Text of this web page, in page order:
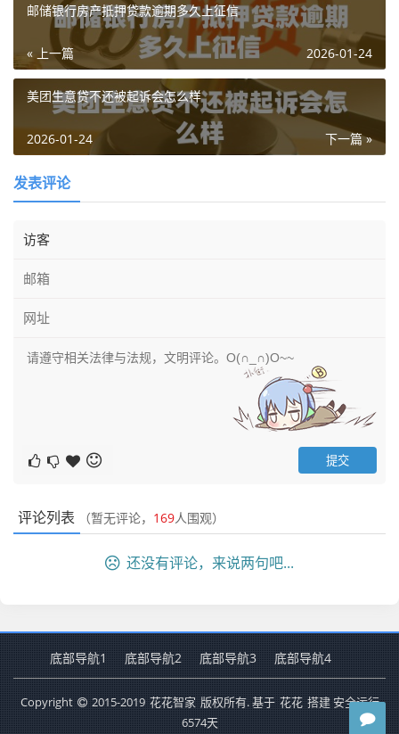
邮储银行房产抵押贷款逾期多久上征信
« 上一篇 2026-01-24
美团生意贷不还被起诉会怎么样
下一篇 »
2026-01-24
发表评论
评论列表 （暂无评论， 169人围观）
还没有评论，来说两句吧...
底部导航1 底部导航2 底部导航3 底部导航4
Copyright 2015-2019 花花智家 版权所有. 基于 花花 搭建 安全运行
6574天